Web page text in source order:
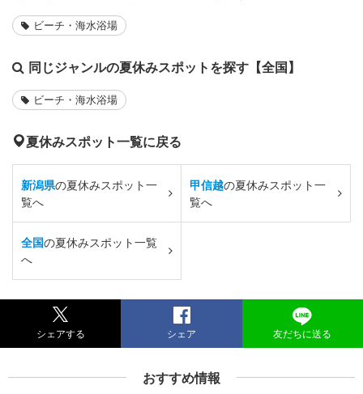
ビーチ・海水浴場
同じジャンルの夏休みスポットを探す【全国】
ビーチ・海水浴場
夏休みスポット一覧に戻る
新潟県の夏休みスポット一
覧へ
甲信越の夏休みスポット一
覧へ
全国の夏休みスポット一覧
へ
シェアする シェア 友だちに送る
おすすめ情報